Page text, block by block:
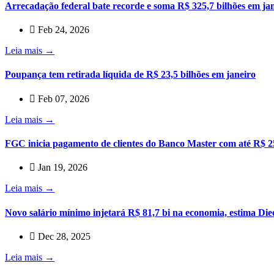
Arrecadação federal bate recorde e soma R$ 325,7 bilhões em
Feb 24, 2026
Leia mais →
Poupança tem retirada líquida de R$ 23,5 bilhões em janeiro
Feb 07, 2026
Leia mais →
FGC inicia pagamento de clientes do Banco Master com até R$
Jan 19, 2026
Leia mais →
Novo salário mínimo injetará R$ 81,7 bi na economia, estima
Dec 28, 2025
Leia mais →